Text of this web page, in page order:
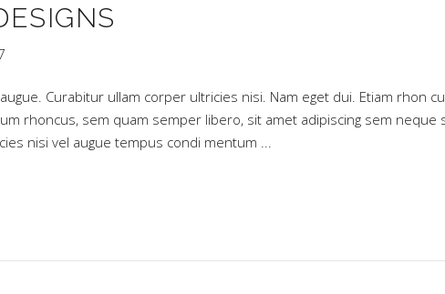
Curabitur ullam corper ultricies nisi. Nam eget dui. Etiam rhon
rhoncus, sem quam semper libero, sit amet adipiscing sem neque
nisi vel augue tempus condi mentum